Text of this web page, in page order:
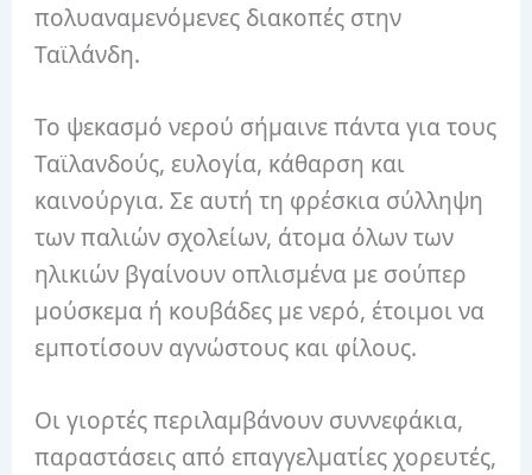
πολυαναμενόμενες διακοπές στην
Ταϊλάνδη.
Το ψεκασμό νερού σήμαινε πάντα για τους
Ταϊλανδούς, ευλογία, κάθαρση και
καινούργια.Σε αυτή τη φρέσκια σύλληψη
των παλιών σχολείων, άτομα όλων των
ηλικιών βγαίνουν οπλισμένα με σούπερ
μούσκεμα ή κουβάδες με νερό, έτοιμοι να
εμποτίσουν αγνώστους και φίλους.
Οι γιορτές περιλαμβάνουν συννεφάκια,
παραστάσεις από επαγγελματίες χορευτές,